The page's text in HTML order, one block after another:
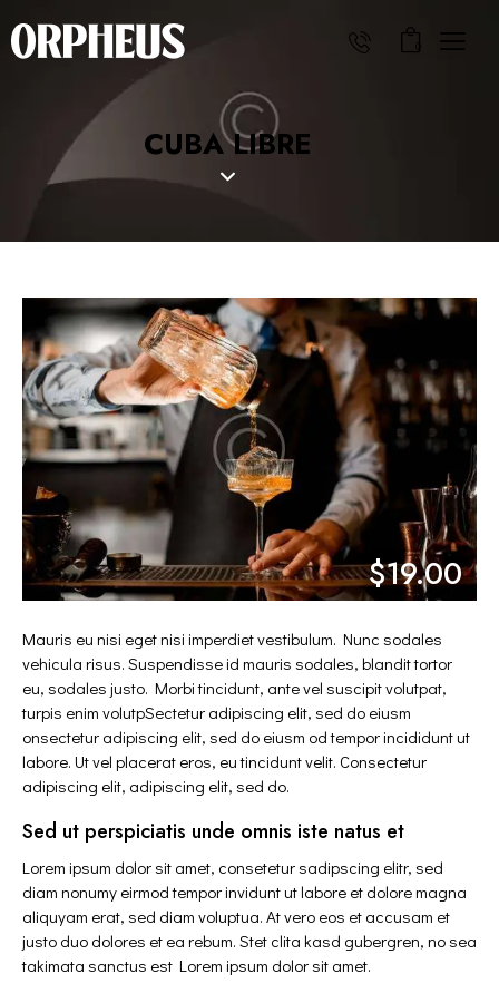
CUBA LIBRE
$19.00
Mauris eu nisi eget nisi imperdiet vestibulum. Nunc sodales
vehicula risus. Suspendisse id mauris sodales, blandit tortor
eu, sodales justo. Morbi tincidunt, ante vel suscipit volutpat,
turpis enim volutpSectetur adipiscing elit, sed do eiusm
onsectetur adipiscing elit, sed do eiusm od tempor incididunt ut
labore. Ut vel placerat eros, eu tincidunt velit. Consectetur
adipiscing elit, adipiscing elit, sed do.
Sed ut perspiciatis unde omnis iste natus et
Lorem ipsum dolor sit amet, consetetur sadipscing elitr, sed
diam nonumy eirmod tempor invidunt ut labore et dolore magna
aliquyam erat, sed diam voluptua. At vero eos et accusam et
justo duo dolores et ea rebum. Stet clita kasd gubergren, no sea
takimata sanctus est Lorem ipsum dolor sit amet.